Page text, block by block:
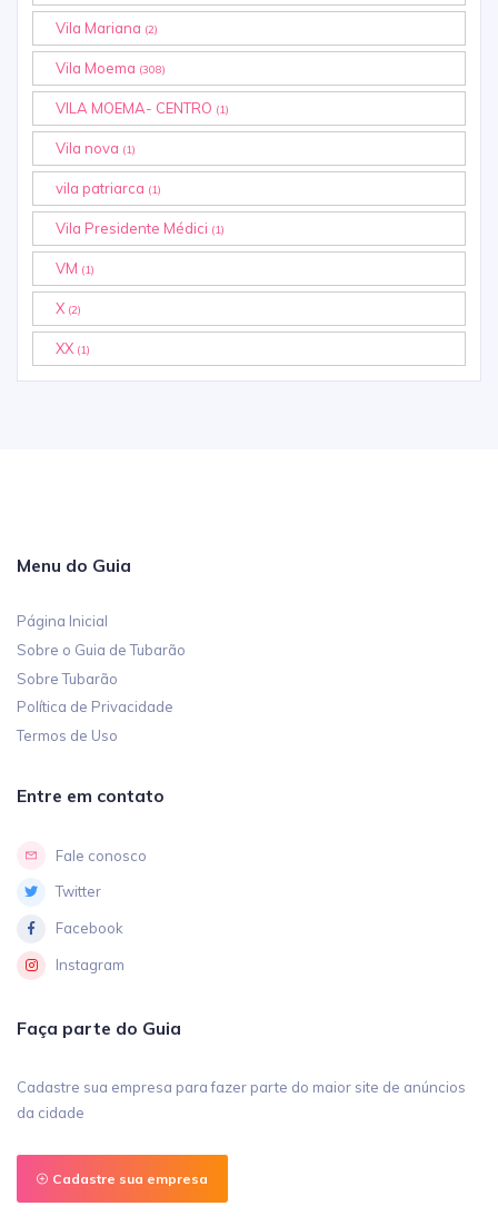
Vila Mariana (2)
Vila Moema (308)
VILA MOEMA- CENTRO (1)
Vila nova (1)
vila patriarca (1)
Vila Presidente Médici (1)
VM (1)
X (2)
XX (1)
Menu do Guia
Página Inicial
Sobre o Guia de Tubarão
Sobre Tubarão
Política de Privacidade
Termos de Uso
Entre em contato
Fale conosco
Twitter
Facebook
Instagram
Faça parte do Guia
Cadastre sua empresa para fazer parte do maior site de anúncios
da cidade
Cadastre sua empresa